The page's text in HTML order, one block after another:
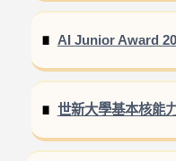
AI Junior Award
世新大學基本核能